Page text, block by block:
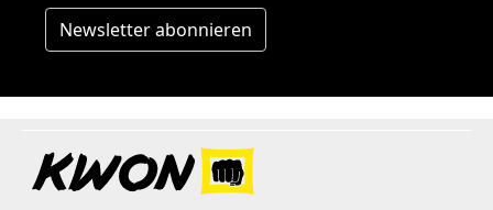
Newsletter abonnieren